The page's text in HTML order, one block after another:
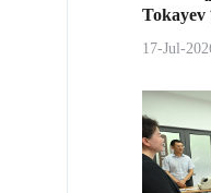
Tokayev
17-Jul-